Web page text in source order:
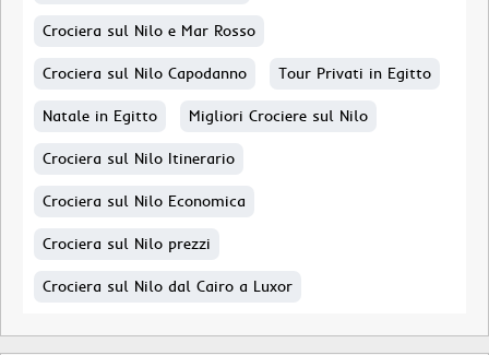
Crociera sul Nilo e Mar Rosso
Crociera sul Nilo Capodanno Tour Privati in Egitto
Natale in Egitto Migliori Crociere sul Nilo
Crociera sul Nilo Itinerario
Crociera sul Nilo Economica
Crociera sul Nilo prezzi
Crociera sul Nilo dal Cairo a Luxor